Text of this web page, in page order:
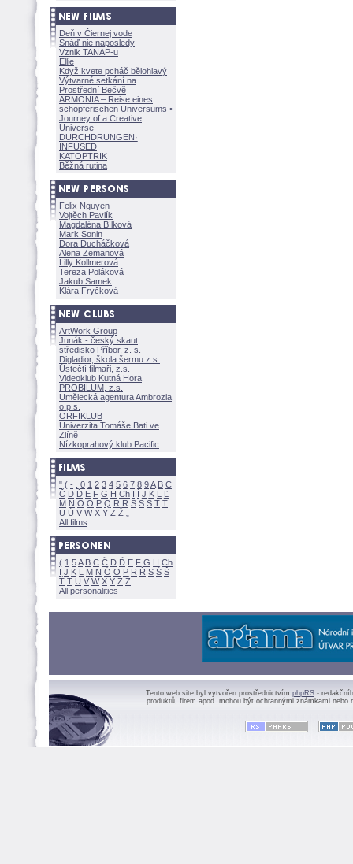
Deň v Čiernej vode
Snáď nie naposledy
Vznik TANAP-u
Ellie
Když kvete pcháč bělohlavý
Výtvarné setkání na
Prostřední Bečvě
ARMONÍA – Reise eines
schöpferischen Universums •
Journey of a Creative
Universe
DURCHDRUNGEN·
INFUSED
KATOPTRIK
Běžná rutina
Felix Nguyen
Vojtěch Pavlík
Magdaléna Bílkov
Mark Sonin
Dora Ducháčkov
Alena Zemanov
Lilly Kollmerov
Tereza Polákov
Jakub Samek
Klára Fryčkov
ArtWork Group
Junák - český skaut,
středisko Příbor, z. s.
Digladior, škola šermu z.s.
Ústečtí filmaři, z.s.
Videoklub Kutná Hora
PROBILUM, z.s.
Umělecká agentura Ambrozia
o.p.s.
ORFIKLUB
Univerzita Tomáše Bati ve
Zlíně
Nízkoprahový klub Pacific
" ( - 0 1 2 3 4 5 6 7 8 9A B C
Č D Ď E F G H Ch I Í J K L
Ľ
M N O Ó P Q R Ř S Ś T Ť
U Ú V W X Y Z
All films
( 1 5A B C Č D Ď E F G H Ch
I J K L M N Ó O P R Ř S Ś
Ť T U V W X Y Z
All personalities
Tento web site byl vytvořen prostřednictvím phpRS -
produktů, firem apod. mohou být ochrannými známkami